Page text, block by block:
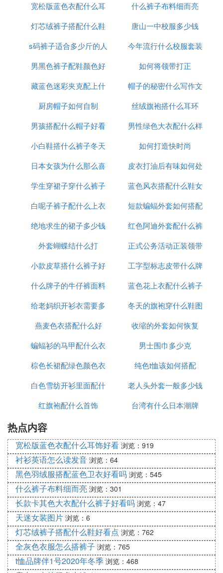
宽松版蓝色衣配什么耳
饰好看
什么裤子布料细而亮
灯芯绒裤子搭配什么鞋
好看点
唐山一中校服多少钱
s码裤子适合多少斤的人
穿
今年流行什么校服套装
男黑色裤子配鞋颜色好
看吗
如何将领带打正
藏蓝色迷彩夹克配上什
么裤子
帽子的秘密什么写作文
厨房帽子如何自制
丝绒旗袍搭什么耳环
男孩搭配什么帽子好看
图片大全集
男性绿色大衣配什么样
的裤子
小白鞋搭什么裤子冬天
如何打造快时尚
日本女孩为什么那么喜
欢穿裙子
皮衣打油后有味如何处
理
学生穿裙子穿什么裤子
好看
蓝色风衣搭配什么鞋女
白呢子裤子配什么上衣
好看
短款蝙蝠外套如何搭配
绝地求生的裙子多少钱
红色阿迪外套配什么裤
子图片
外套蝴蝶结什么打
正式公务活动正装领带
的颜色
小款皮草搭什么裤子好
看图片欣赏
工字型标志皮带什么牌
子
什么牌子的牛仔裤面料
好
蓝色花上衣配什么裤子
图片
给老妈织开衫衣需要多
少线
冬天的旗袍穿什么鞋图
片欣赏
燕麦色衣搭配什么好
收缩的外套如何恢复
蝙蝠衫的马甲配什么衣
服好看
男士围巾多少克
棕色长裙配绿色颜色衣
纯色t恤该如何搭配
白色雪纺开衫里面配什
么裤子
老人头外套一般多少钱
红旗袍配什么首饰
台湾有什么日本潮牌
热点内容
宽松版蓝色衣配什么耳饰好看 浏览：919
衬衫英语怎么读发音 浏览：64
黑色羽绒服搭配蓝色卫衣好看吗 浏览：545
什么裤子布料细而亮 浏览：301
长款卡其色大衣配什么裤子好看吗 浏览：47
天迷女装图片 浏览：6
灯芯绒裤子搭配什么鞋好看点 浏览：762
全灰色衣服怎么搭裤子 浏览：765
t恤品牌伴1号2020年冬季 浏览：468